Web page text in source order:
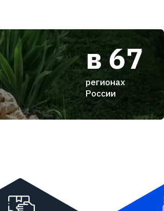
в 67
регионах
России